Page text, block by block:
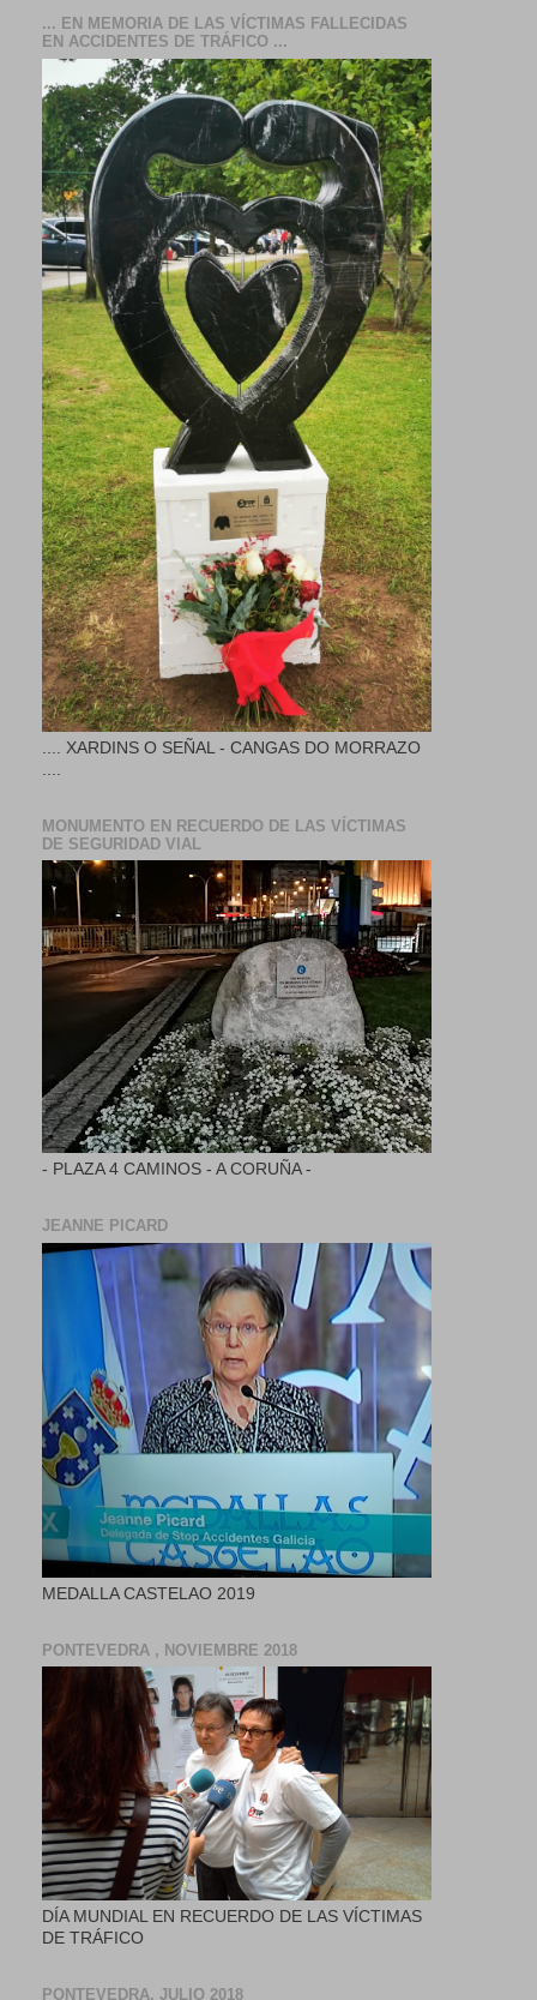
... EN MEMORIA DE LAS VÍCTIMAS FALLECIDAS
EN ACCIDENTES DE TRÁFICO ...
.... XARDINS O SEÑAL - CANGAS DO MORRAZO
MONUMENTO EN RECUERDO DE LAS VÍCTIMAS
DE SEGURIDAD VIAL
- PLAZA 4 CAMINOS - A CORUÑA -
JEANNE PICARD
MEDALLA CASTELAO 2019
PONTEVEDRA , NOVIEMBRE 2018
DÍA MUNDIAL EN RECUERDO DE LAS VÍCTIMAS
DE TRÁFICO
PONTEVEDRA, JULIO 2018